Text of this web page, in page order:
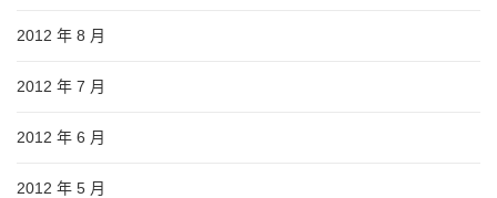
2012 年 8 月
2012 年 7 月
2012 年 6 月
2012 年 5 月